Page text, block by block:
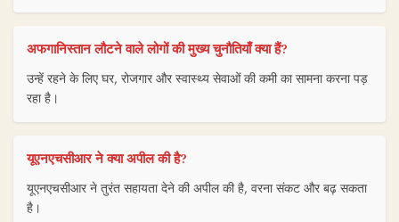
अफगानिस्तान लौटने वाले लोगों की मुख्य चुनौतियाँ क्या हैं?
उन्हें रहने के लिए घर, रोजगार और स्वास्थ्य सेवाओं की कमी का सामना करना पड़
रहा है।
यूएनएचसीआर ने क्या अपील की है?
यूएनएचसीआर ने तुरंत सहायता देने की अपील की है, वरना संकट और बढ़ सकता
है।